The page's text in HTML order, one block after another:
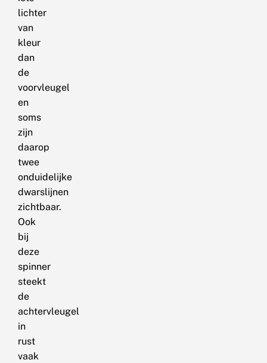
lichter
van
kleur
dan
de
voorvleugel
en
soms
zijn
daarop
twee
onduidelijke
dwarslijnen
zichtbaar.
Ook
bij
deze
spinner
steekt
de
achtervleugel
in
rust
vaak